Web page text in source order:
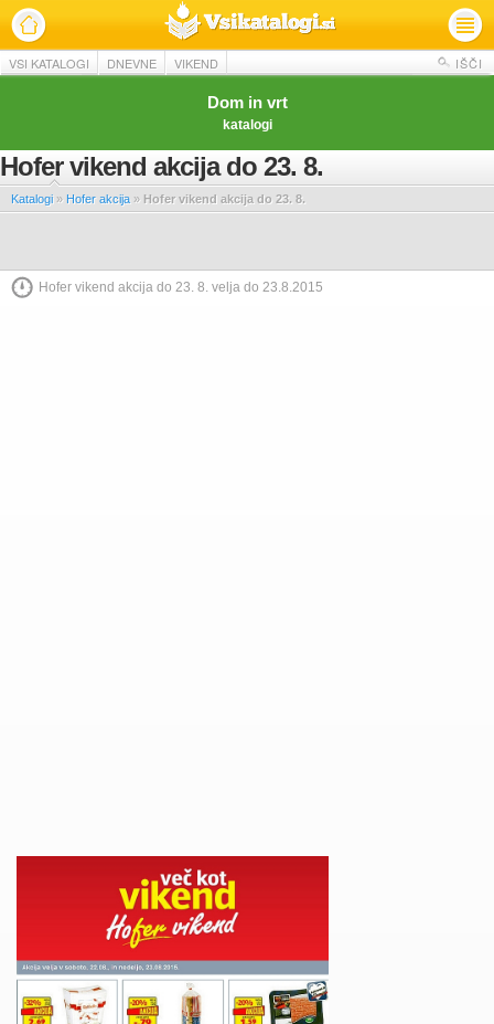
VSI KATALOGI DNEVNE VIKEND IŠČI
Dom in vrt
katalogi
Hofer vikend akcija do 23. 8.
Katalogi » Hofer akcija » Hofer vikend akcija do 23. 8.
Hofer vikend akcija do 23. 8. velja do 23.8.2015